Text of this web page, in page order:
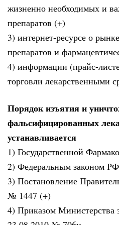
жизненно необходимых и
препаратов (+)
3) интернет-ресурсе о
препаратов и
4) информации (прайс-
торговли лекарственными
Порядок изъятия и
фальсифицированных
устанавливается
1) Государственной
2) Федеральным законом
3) Постановление
№ 1447 (+)
4) Приказом Министерства